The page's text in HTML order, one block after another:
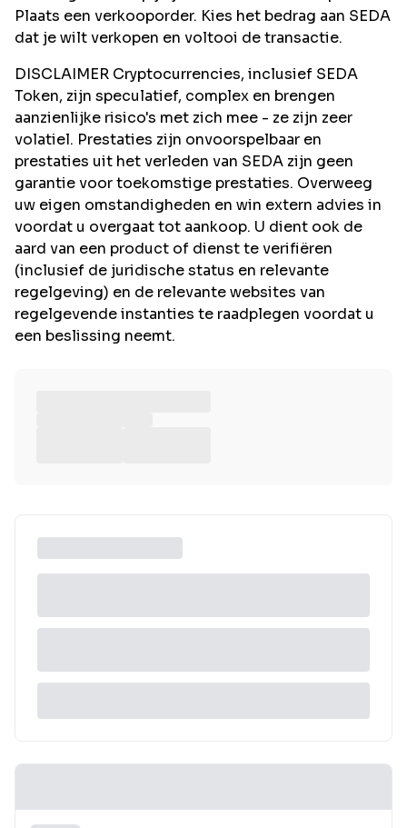
Plaats een verkooporder. Kies het bedrag aan SEDA
dat je wilt verkopen en voltooi de transactie.
DISCLAIMER Cryptocurrencies, inclusief SEDA
Token, zijn speculatief, complex en brengen
aanzienlijke risico's met zich mee - ze zijn zeer
volatiel. Prestaties zijn onvoorspelbaar en
prestaties uit het verleden van SEDA zijn geen
garantie voor toekomstige prestaties. Overweeg
uw eigen omstandigheden en win extern advies in
voordat u overgaat tot aankoop. U dient ook de
aard van een product of dienst te verifiëren
(inclusief de juridische status en relevante
regelgeving) en de relevante websites van
regelgevende instanties te raadplegen voordat u
een beslissing neemt.